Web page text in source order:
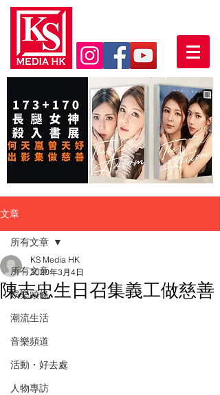
文章
所有文章
娛樂頭條
潮流生活
音樂頻道
活動・好去處
人物專訪
所有文章
陳志忠生日召集義工做慈善
KS Media HK
2020年3月4日